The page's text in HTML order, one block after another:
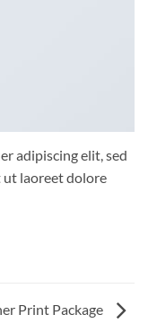
adipiscing elit, sed
laoreet dolore
Print Package